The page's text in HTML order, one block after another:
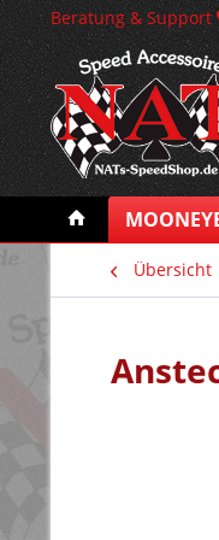
Beratung & Support
Übersicht